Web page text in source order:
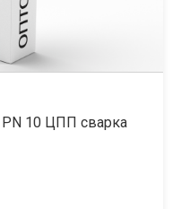
10 ЦПП сварка